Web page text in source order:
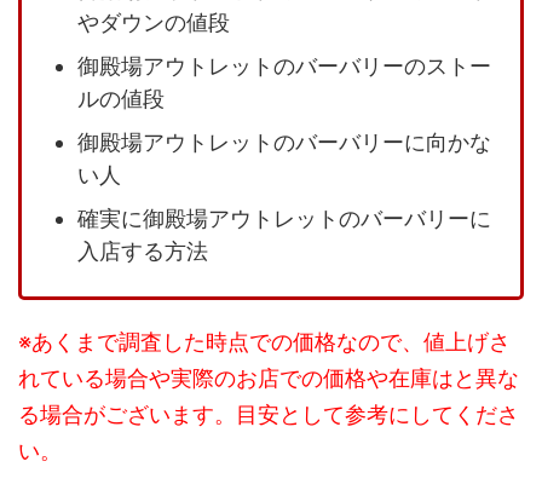
やダウンの値段
御殿場アウトレットのバーバリーのストー
ルの値段
御殿場アウトレットのバーバリーに向かな
い人
確実に御殿場アウトレットのバーバリーに
入店する方法
※あくまで調査した時点での価格なので、値上げさ
れている場合や実際のお店での価格や在庫はと異な
る場合がございます。目安として参考にしてくださ
い。